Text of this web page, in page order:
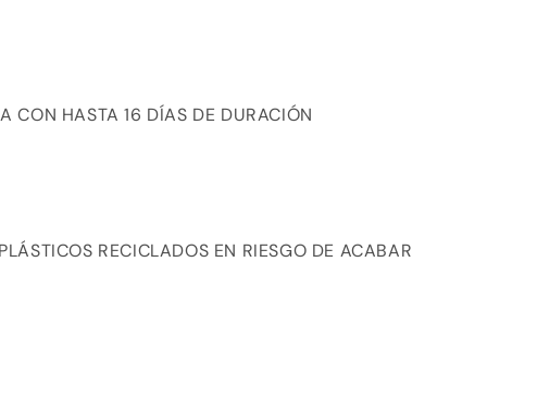
CON HASTA 16 DÍAS DE DURACIÓN
RECICLADOS EN RIESGO DE ACABAR